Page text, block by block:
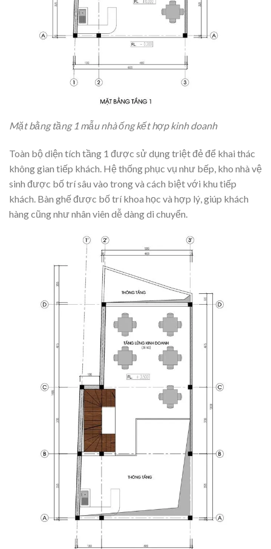
Mặt bằng tầng 1 mẫu nhà ống kết hợp kinh doanh
Toàn bộ diện tích tầng 1 được sử dụng triệt đẻ để khai thác
không gian tiếp khách. Hệ thống phục vụ như bếp, kho nhà vệ
sinh được bố trí sâu vào trong và cách biệt với khu tiếp
khách. Bàn ghế được bố trí khoa học và hợp lý, giúp khách
hàng cũng như nhân viên dễ dàng di chuyển.